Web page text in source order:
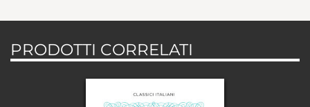
PRODOTTI CORRELATI